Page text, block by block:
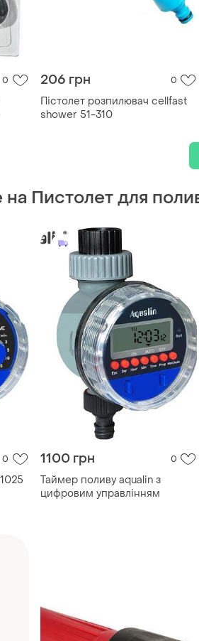
0 206 грн 0
Пістолет розпилювач cellfast
shower 51-310
Пистолет для
0 1100 грн 0
Таймер поливу aqualin з
цифровим управлінням